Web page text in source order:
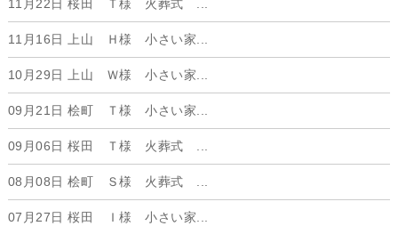
11月22日 桜田 Ｔ様 火葬式 ...
11月16日 上山 Ｈ様 小さい家...
10月29日 上山 Ｗ様 小さい家...
09月21日 桧町 Ｔ様 小さい家...
09月06日 桜田 Ｔ様 火葬式 ...
08月08日 桧町 Ｓ様 火葬式 ...
07月27日 桜田 Ｉ様 小さい家...